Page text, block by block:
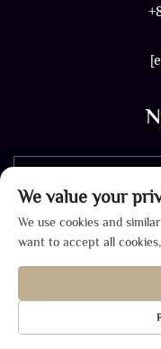
Ophavsret © 2026 af
We value your
We use cookies and
want to accept all